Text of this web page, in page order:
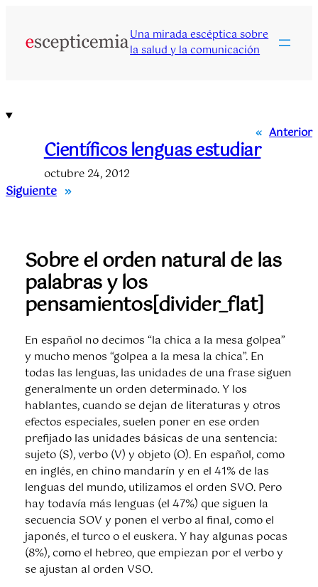
contenido
Una mirada escéptica sobre
la salud y la comunicación
« Anterior
Científicos lenguas estudiar
octubre 24, 2012
Siguiente »
Sobre el orden natural de las
palabras y los
pensamientos[divider_flat]
En español no decimos “la chica a la mesa golpea”
y mucho menos “golpea a la mesa la chica”. En
todas las lenguas, las unidades de una frase siguen
generalmente un orden determinado. Y los
hablantes, cuando se dejan de literaturas y otros
efectos especiales, suelen poner en ese orden
prefijado las unidades básicas de una sentencia:
sujeto (S), verbo (V) y objeto (O). En español, como
en inglés, en chino mandarín y en el 41% de las
lenguas del mundo, utilizamos el orden SVO. Pero
hay todavía más lenguas (el 47%) que siguen la
secuencia SOV y ponen el verbo al final, como el
japonés, el turco o el euskera. Y hay algunas pocas
(8%), como el hebreo, que empiezan por el verbo y
se ajustan al orden VSO.